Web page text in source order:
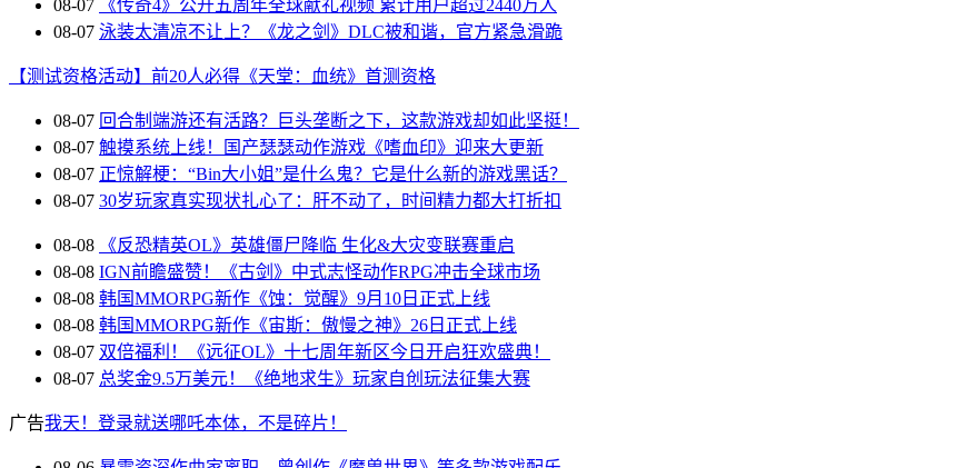
08-07
《传奇4》公开五周年全球献礼视频 累计用户超过2440万人
08-07 泳装太清凉不让上？《龙之剑》DLC被和谐，官方紧急滑跪
【测试资格活动】前20人必得《天堂：血统》首测资格
08-07 回合制端游还有活路？巨头垄断之下，这款游戏却如此坚挺！
08-07 触摸系统上线！国产瑟瑟动作游戏《嗜血印》迎来大更新
08-07 正惊解梗：“Bin大小姐”是什么鬼？它是什么新的游戏黑话？
08-07 30岁玩家真实现状扎心了：肝不动了，时间精力都大打折扣
08-08
《反恐精英OL》英雄僵尸降临 生化&大灾变联赛重启
08-08 IGN前瞻盛赞！《古剑》中式志怪动作RPG冲击全球市场
08-08 韩国MMORPG新作《蚀：觉醒》9月10日正式上线
08-08 韩国MMORPG新作《宙斯：傲慢之神》26日正式上线
08-07 双倍福利！《远征OL》十七周年新区今日开启狂欢盛典！
08-07 总奖金9.5万美元！《绝地求生》玩家自创玩法征集大赛
广告我天！登录就送哪吒本体，不是碎片！